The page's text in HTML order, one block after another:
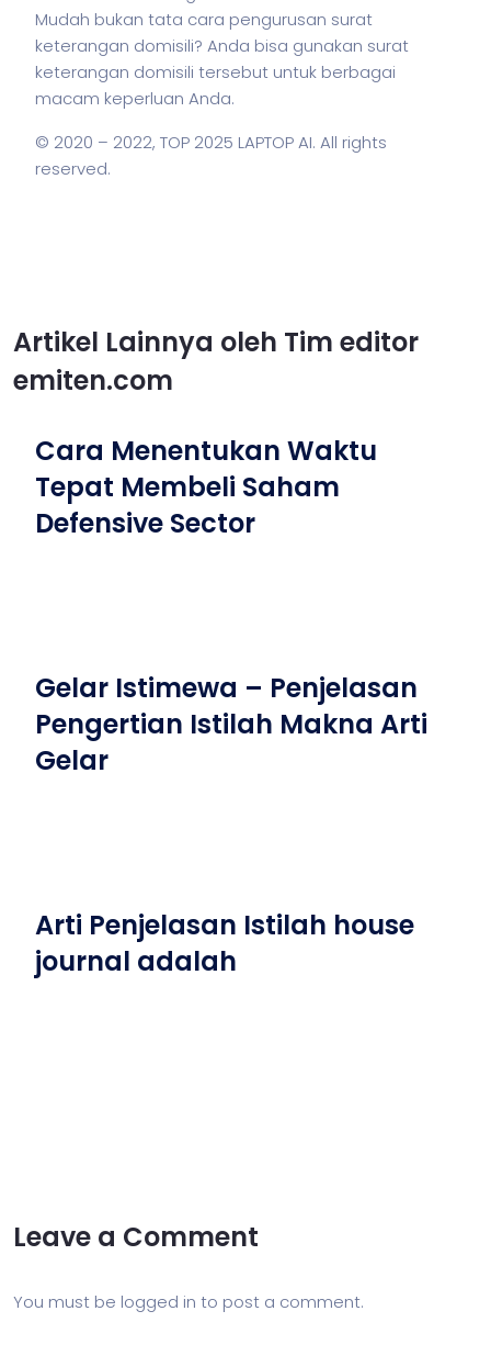
Mudah bukan tata cara pengurusan surat
keterangan domisili? Anda bisa gunakan surat
keterangan domisili tersebut untuk berbagai
macam keperluan Anda.
© 2020 – 2022, TOP 2025 LAPTOP AI. All rights
reserved.
Artikel Lainnya oleh Tim editor
emiten.com
Cara Menentukan Waktu
Tepat Membeli Saham
Defensive Sector
Gelar Istimewa – Penjelasan
Pengertian Istilah Makna Arti
Gelar
Arti Penjelasan Istilah house
journal adalah
Leave a Comment
You must be logged in to post a comment.